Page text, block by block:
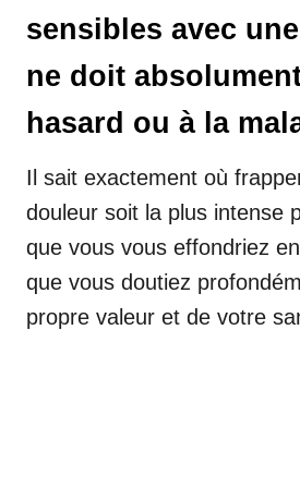
sensibles avec
ne doit
hasard ou à la
Il sait exactement où
douleur soit la plus intense
que vous vous effondriez
que vous doutiez
propre valeur et de votre